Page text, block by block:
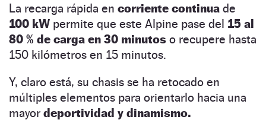
La recarga rápida en corriente continua de
100 kW permite que este Alpine pase del 15 al
80 % de carga en 30 minutos o recupere hasta
150 kilómetros en 15 minutos.
Y, claro está, su chasis se ha retocado en
múltiples elementos para orientarlo hacia una
mayor deportividad y dinamismo.